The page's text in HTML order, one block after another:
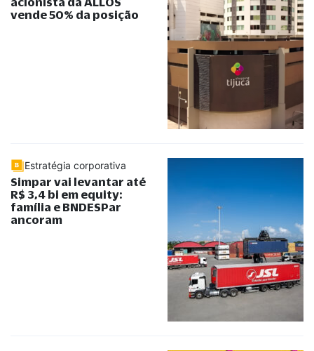
vende 50% da posição
Estratégia corporativa
Simpar vai levantar até
R$ 3,4 bi em equity:
família e BNDESPar
ancoram